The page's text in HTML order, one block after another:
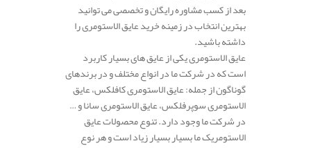
بعد از کسب مشاوره رایگان و تخصصی می توانید
بهترین انتخاب در زمینه خرید عایق الاستومری را
داشته باشید.
عایق الاستومری یکی از عایق های بسیار کاربرد
است که در شرکت ما در انواع مختلف و در برندهای
گوناگون از جمله: عایق الاستومری کافلکس، عایق
الاستومری سوپرفلکس، عایق الاستومری سانا و …
در شرکت ما وجود دارد. تنوع محصولات عایق
الاستومریک ما بسیار بسیار زیاد است و هر نوع